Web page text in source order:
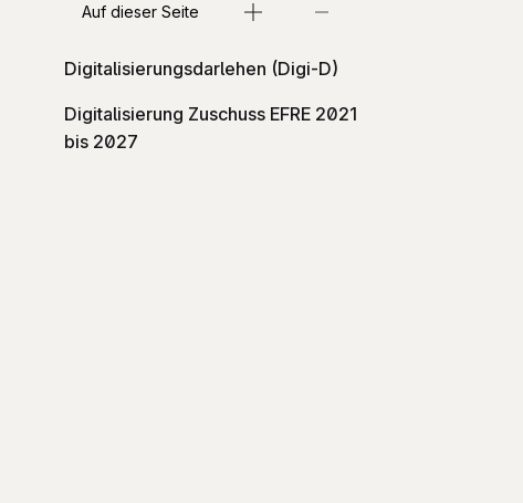
Auf dieser Seite
Digitalisierungsdarlehen (Digi-D)
Digitalisierung Zuschuss EFRE 2021
bis 2027